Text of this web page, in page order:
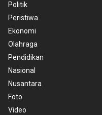
Politik
Peristiwa
Ekonomi
Olahraga
Pendidikan
Nasional
Nusantara
Foto
Video